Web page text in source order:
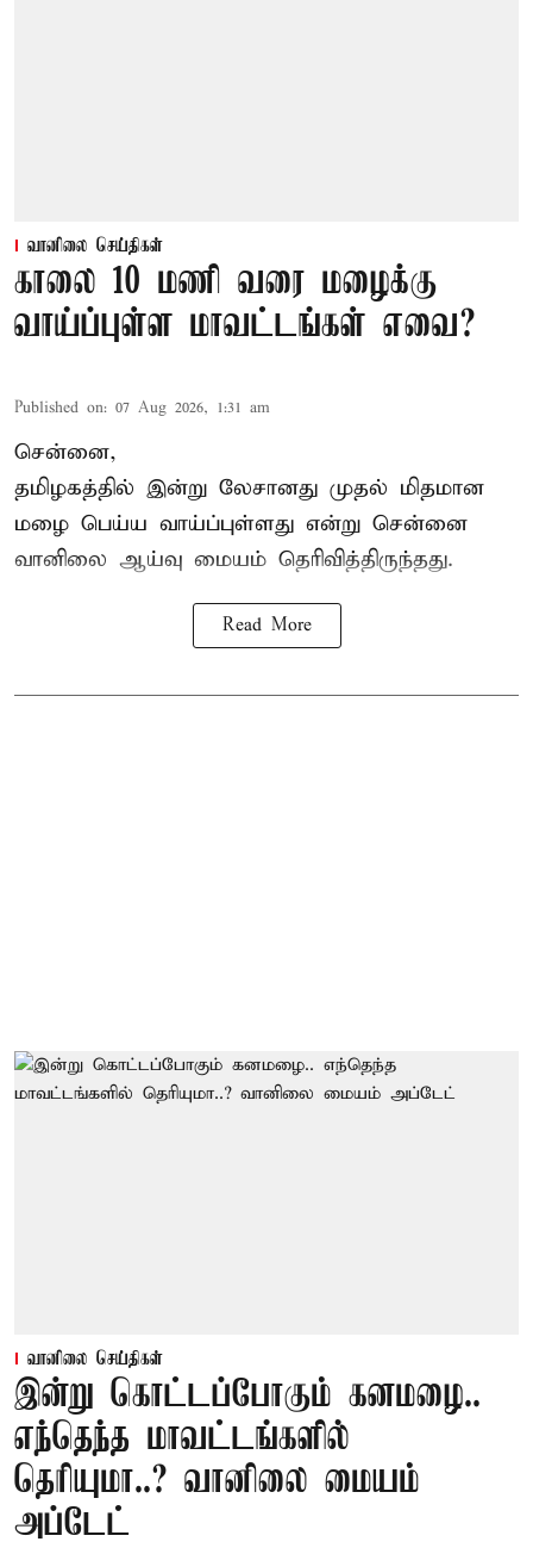
வானிலை செய்திகள்
காலை 10 மணி வரை மழைக்கு
வாய்ப்புள்ள மாவட்டங்கள் எவை?
Published on: 07 Aug 2026, 1:31 am
சென்னை,
தமிழகத்தில் இன்று லேசானது முதல் மிதமான
மழை பெய்ய வாய்ப்புள்ளது என்று சென்னை
வானிலை ஆய்வு மையம் தெரிவித்திருந்தது.
Read More
வானிலை செய்திகள்
இன்று கொட்டப்போகும் கனமழை..
எந்தெந்த மாவட்டங்களில்
தெரியுமா..? வானிலை மையம்
அப்டேட்